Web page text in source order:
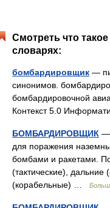
Смотреть что
словарях:
бомбардировщик —
синонимов.
бомбардировочной
Контекст 5.0
БОМБАРДИРОВЩИК —
для поражения
бомбами и ракетами.
(тактические), дальние
(корабельные) …